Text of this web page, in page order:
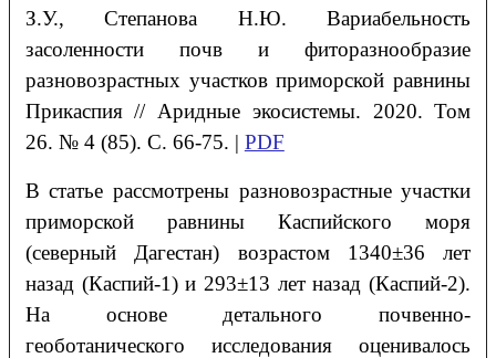
З.У., Степанова Н.Ю.Вариабельность
засоленности почв и фиторазнообразие
разновозрастных участков приморской равнины
Прикаспия // Аридные экосистемы. 2020. Том
26. № 4 (85). С. 66-75. | PDF
В статье рассмотрены разновозрастные участки
приморской равнины Каспийского моря
(северный Дагестан) возрастом 1340±36 лет
назад (Каспий-1) и 293±13 лет назад (Каспий-2).
На основе детального почвенно-
геоботанического исследования оценивалось